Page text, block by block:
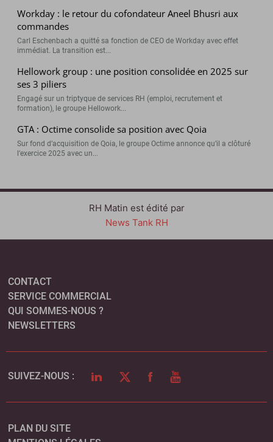
Workday : le retour du cofondateur Aneel Bhusri aux
commandes
Carl Eschenbach a quitté sa fonction de CEO de Workday avec effet
immédiat. La transition est...
Hellowork group : une position consolidée en 2025 sur
ses 3 piliers
Engagé sur un triptyque de services RH (emploi, recrutement et
formation), le groupe Hellowork...
GTA : Octime consolide sa position avec Qoia
Sur fond d’acquisition de Qoia, le groupe Octime annonce qu’il a clôturé
l’exercice 2025 avec un...
RH Matin est édité par
News Tank RH
CONTACT
SERVICE COMMERCIAL
QUI SOMMES-NOUS ?
NEWSLETTERS
SUIVEZ-NOUS : LINKEDINTWITTERFACEBOOK
YOUTUBE
PLAN DU SITE